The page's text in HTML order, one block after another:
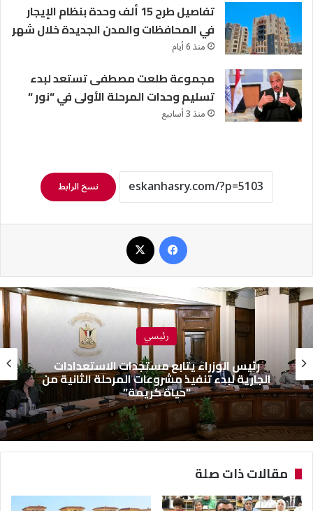
تفاصيل طرح 15 ألف وحدة بنظام الإيجار
في المحافظات والمدن الجديدة خلال شهر
منذ 6 أيام
مجموعة طلعت مصطفى تستعد لبدء
تسليم وحدات المرحلة الأولى في “نور “
منذ 3 أسابيع
نسخ الرابط
رئيسي
رئيس الوزراء يتابع مستجدات الاستعدادات
الجارية لبدء تنفيذ مشروعات المرحلة الثانية من
“حياة كريمة”
مقالات ذات صلة